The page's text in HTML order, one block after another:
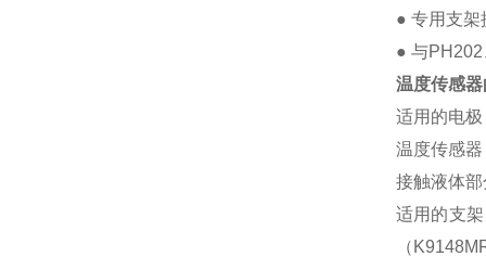
● 专用支架
● 与
温度传感
适用的电
温度传感
接触液体
适用的支
（